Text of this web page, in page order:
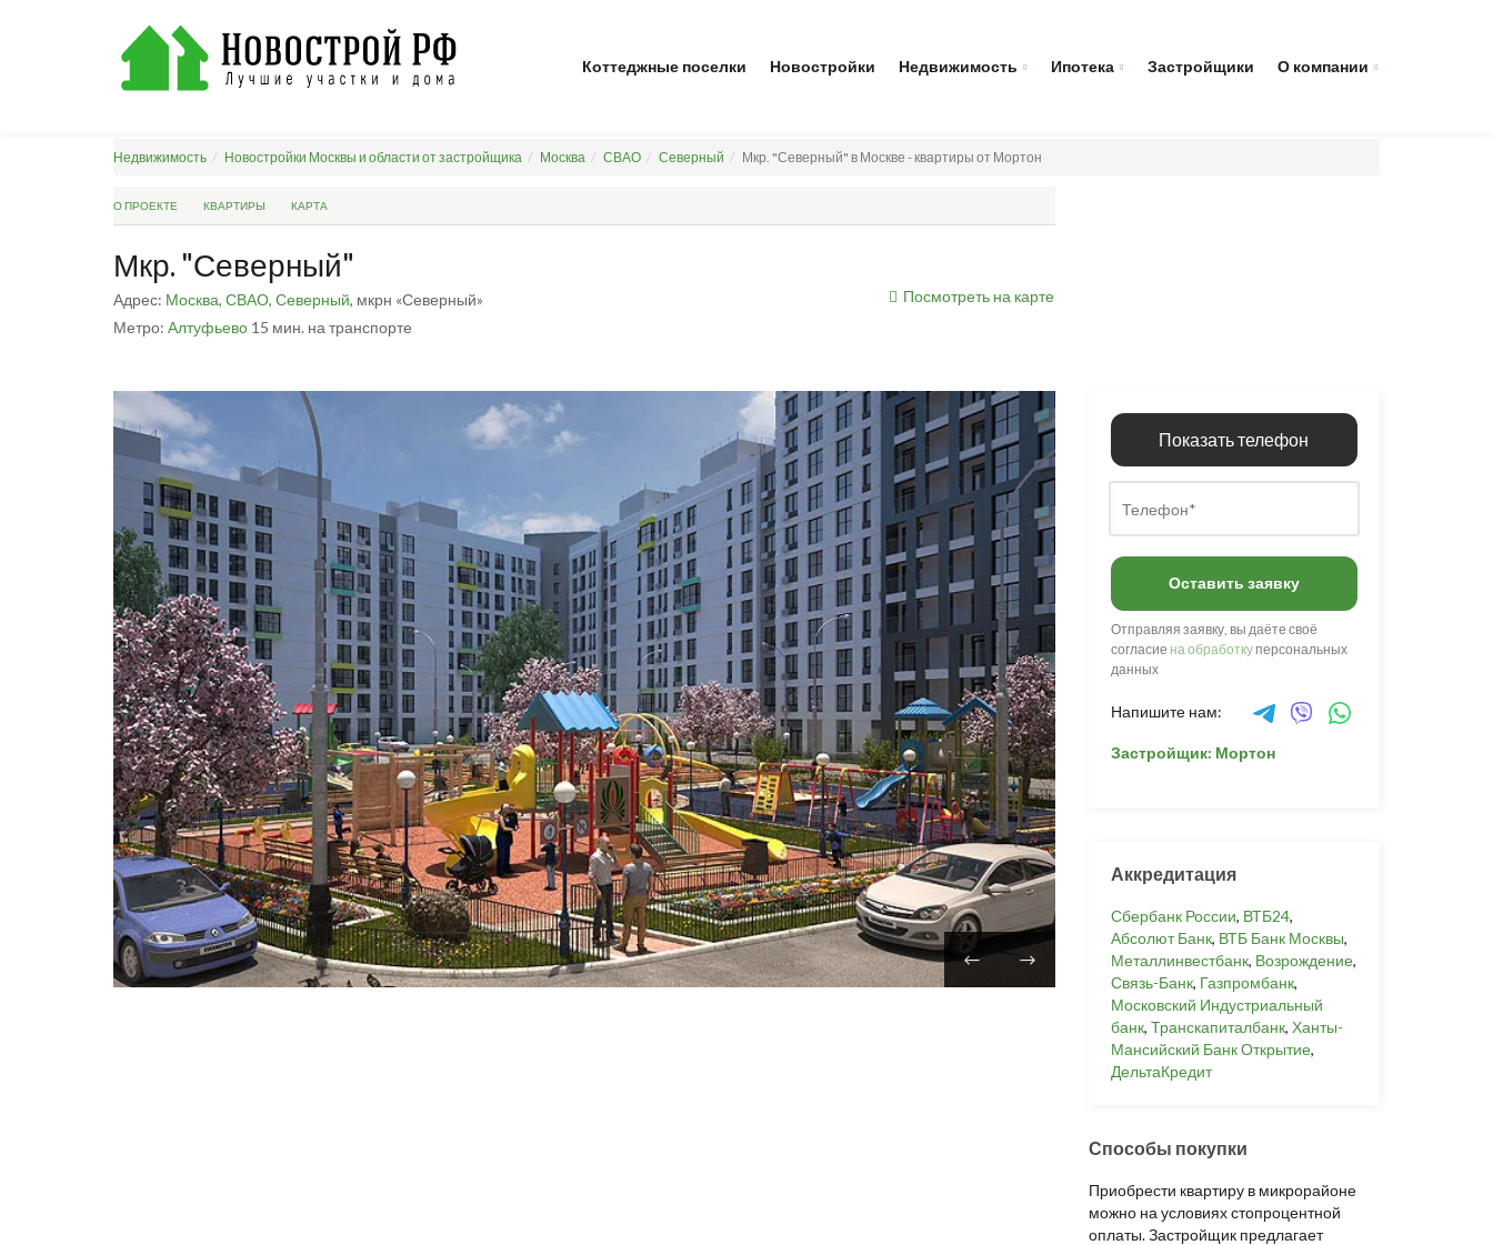
Коттеджные поселки Новостройки Недвижимость Ипотека Застройщики О компании
Недвижимость Новостройки Москвы и области от застройщика Москва СВАО Северный Мкр. "Северный" в Москве - квартиры от Мортон
О ПРОЕКТЕ КВАРТИРЫ КАРТА
Мкр. "Северный"
Адрес: Москва, СВАО, Северный, мкрн «Северный»
Метро: Алтуфьево 15 мин. на транспорте
Посмотреть на карте
Показать телефон
Оставить заявку
Отправляя заявку, вы даёте своё
согласие на обработкуперсональных
данных
Напишите нам:
Застройщик: Мортон
Аккредитация
Сбербанк России, ВТБ24,
Абсолют Банк, ВТБ Банк Москвы,
Металлинвестбанк, Возрождение,
Связь-Банк, Газпромбанк,
Московский Индустриальный
банк, Транскапиталбанк, Ханты-
Мансийский Банк Открытие,
ДельтаКредит
Способы покупки
Приобрести квартиру в микрорайоне
можно на условиях стопроцентной
оплаты. Застройщик предлагает